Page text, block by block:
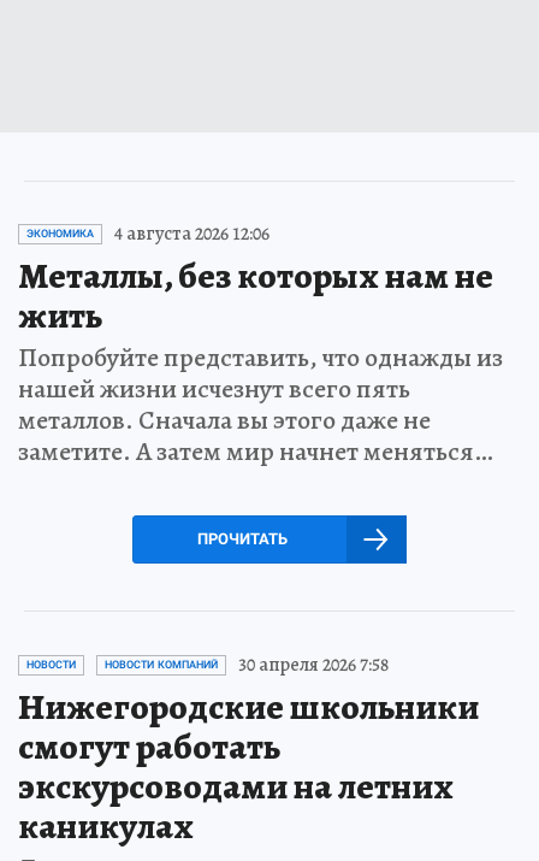
ЭКОНОМИКА 4 августа 2026 12:06
Металлы, без которых нам не
жить
Попробуйте представить, что однажды из
нашей жизни исчезнут всего пять
металлов. Сначала вы этого даже не
заметите. А затем мир начнет меняться…
ПРОЧИТАТЬ
НОВОСТИ НОВОСТИ КОМПАНИЙ 30 апреля 2026 7:58
Нижегородские школьники
смогут работать
экскурсоводами на летних
каникулах